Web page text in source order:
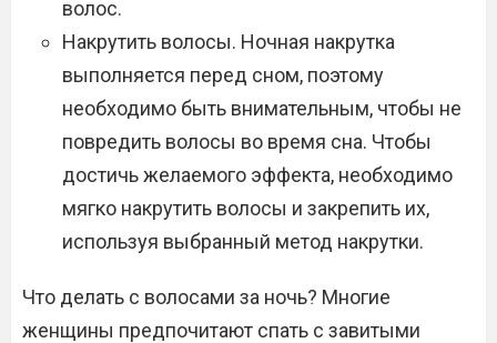
волос.
Накрутить волосы. Ночная накрутка
выполняется перед сном, поэтому
необходимо быть внимательным, чтобы не
повредить волосы во время сна. Чтобы
достичь желаемого эффекта, необходимо
мягко накрутить волосы и закрепить их,
используя выбранный метод накрутки.
Что делать с волосами за ночь? Многие
женщины предпочитают спать с завитыми